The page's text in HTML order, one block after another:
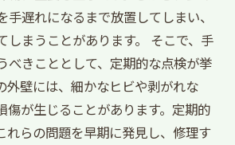
手遅れになるまで放置してしまい、
しまうことがあります。 そこで、手
べきこととして、定期的な点検が挙
外壁には、細かなヒビや剥がれな
傷が生じることがあります。定期的
れらの問題を早期に発見し、修理す